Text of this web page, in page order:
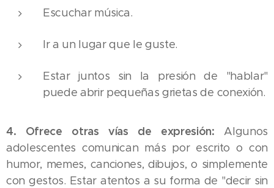
Escuchar música.
Ir a un lugar que le guste.
Estar juntos sin la presión de "hablar"
puede abrir pequeñas grietas de conexión.
4. Ofrece otras vías de expresión:Algunos
adolescentes comunican más por escrito o con
humor, memes, canciones, dibujos, o simplemente
con gestos. Estar atentos a su forma de "decir sin